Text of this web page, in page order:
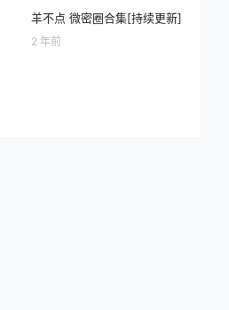
羊不点 微密圈合集[持续更新]
2 年前